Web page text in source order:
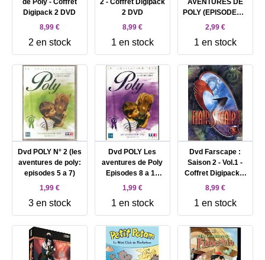
de Poly - Coffret
Digipack 2 DVD
8,99 €
2 en stock
2 - Coffret Digipack
2 DVD
8,99 €
1 en stock
AVENTURES DE
POLY (EPISODES 1
à 8)
2,99 €
1 en stock
Dvd POLY N° 2 (les
aventures de poly:
episodes 5 a 7)
1,99 €
3 en stock
Dvd POLY Les
aventures de Poly
Episodes 8 a 10
Cecile Aubry
1,99 €
1 en stock
Dvd Farscape :
Saison 2 - Vol.1 -
Coffret Digipack 3
DVD
8,99 €
1 en stock